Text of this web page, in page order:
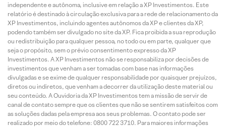
independente e autônoma, inclusive em relação a XP Investimentos. Este
relatório é destinado à circulação exclusiva para a rede de relacionamento da
XP Investimentos, incluindo agentes autônomos da XP e clientes da XP,
podendo também ser divulgado no site da XP. Fica proibida a sua reprodução
ou redistribuição para qualquer pessoa, no todo ou em parte, qualquer que
seja o propósito, sem o prévio consentimento expresso da XP
Investimentos. A XP Investimentos não se responsabiliza por decisões de
investimentos que venham a ser tomadas com base nas informações
divulgadas e se exime de qualquer responsabilidade por quaisquer prejuízos,
diretos ou indiretos, que venham a decorrer da utilização deste material ou
seu conteúdo. A Ouvidoria da XP Investimentos tem a missão de servir de
canal de contato sempre que os clientes que não se sentirem satisfeitos com
as soluções dadas pela empresa aos seus problemas. O contato pode ser
realizado por meio do telefone: 0800 722 3710. Para maiores informações